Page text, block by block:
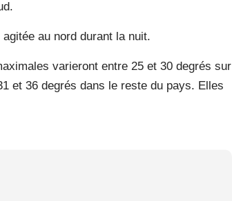
au nord durant la nuit.
varieront entre 25 et 30 degrés sur
et 36 degrés dans le reste du pays. Elles